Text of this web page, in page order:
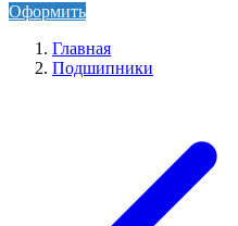
Оформить
Главная
Подшипники